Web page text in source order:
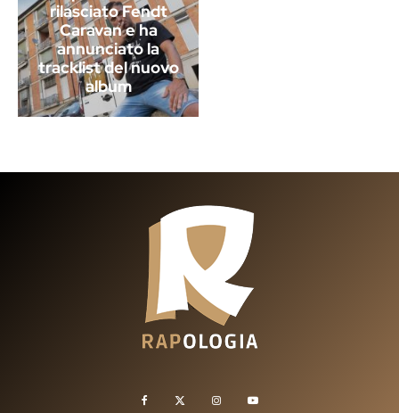
rilasciato Fendt
Caravan e ha
annunciato la
tracklist del nuovo
album